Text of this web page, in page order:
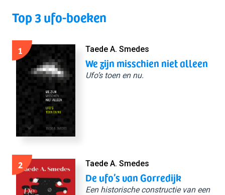
Top 3 ufo-boeken
1 Taede A. Smedes
We zijn misschien niet alleen
Ufo’s toen en nu.
2 Taede A. Smedes
De ufo’s van Gorredijk
Een historische constructie van een